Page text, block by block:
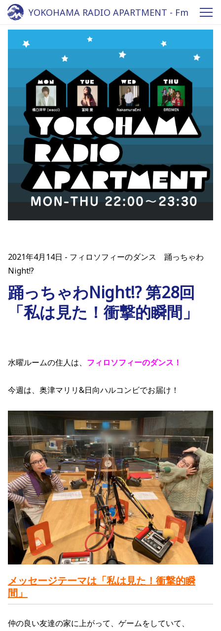
YOKOHAMA RADIO APARTMENT - Fm
yokohama 84.7
2021年4月14日
フィロソフィーのダンス 踊っちゃわ
Night!?
踊っちゃわNight!? 第28回
「私は見た！衝撃的瞬間」
水曜ルームの住人は、 フィロソフィーのダンス！
今週は、奥津マリリ&日向ハルコンビでお届け！
メッセージテーマは「私は見た！衝撃的瞬
間」
仲の良い友達の家に上がって、ゲームをしていて、